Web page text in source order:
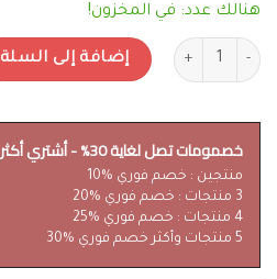
هنالك عدد: في المخزون!
كمية كريم ايروس Eros 100% Power لتأخير القذف - للرجال
إضافة إلى السلة
خصمومات تصل لغاية 30% - أشتري أكثر ووفر أكثر
منتجين : خصم فوري %10
3 منتجات : خصم فوري %20
4 منتجات : خصم فوري %25
5 منتجات وأكثر خصم فوري %30